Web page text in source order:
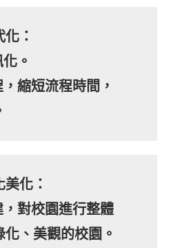
化：
。
縮短流程時間，
美化：
對校園進行整體
、美觀的校園。